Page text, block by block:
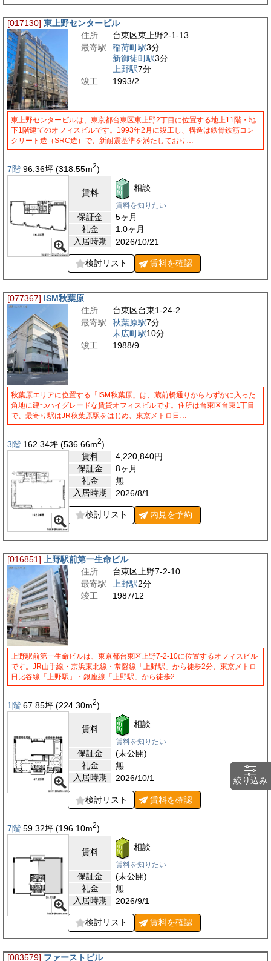
[017130] 東上野センタービル
住所
台東区東上野2-1-13
最寄駅
稲荷町駅3分
新御徒町駅3分
上野駅7分
竣工
1993/2
東上野センタービルは、東京都台東区東上野2丁目に位置する地上11階・地
下1階建てのオフィスビルです。1993年2月に竣工し、構造は鉄骨鉄筋コン
クリート造（SRC造）で、新耐震基準を満たしており…
7階 96.36坪 (318.55m2)
賃料 相談
賃料を知りたい
保証金
5ヶ月
礼金
1.0ヶ月
入居時期
2026/10/21
検討リスト 賃料を確認
[077367] ISM秋葉原
住所
台東区台東1-24-2
最寄駅
秋葉原駅7分
末広町駅10分
竣工
1988/9
秋葉原エリアに位置する「ISM秋葉原」は、蔵前橋通りからわずかに入った
角地に建つハイグレードな賃貸オフィスビルです。住所は台東区台東1丁目
で、最寄り駅はJR秋葉原駅をはじめ、東京メトロ日…
3階 162.34坪 (536.66m2)
賃料
4,220,840円
保証金
8ヶ月
礼金
無
入居時期
2026/8/1
検討リスト 内見を予約
[016851]
上野駅前第一生命ビル
住所
台東区上野7-2-10
最寄駅
上野駅2分
竣工
1987/12
上野駅前第一生命ビルは、東京都台東区上野7-2-10に位置するオフィスビル
です。JR山手線・京浜東北線・常磐線「上野駅」から徒歩2分、東京メトロ
日比谷線「上野駅」・銀座線「上野駅」から徒歩2…
1階 67.85坪 (224.30m2)
賃料 相談
賃料を知りたい
保証金
(未公開)
礼金
無
入居時期
2026/10/1
検討リスト 賃料を確認
7階 59.32坪 (196.10m2)
賃料 相談
賃料を知りたい
保証金
(未公開)
礼金
無
入居時期
2026/9/1
検討リスト 賃料を確認
[083579] ファーストビル
絞り込み